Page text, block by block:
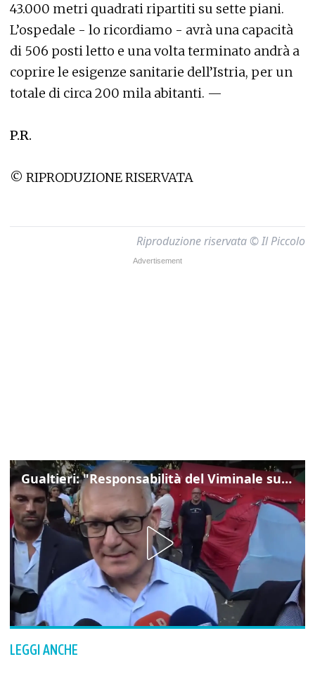
43.000 metri quadrati ripartiti su sette piani.
L’ospedale - lo ricordiamo - avrà una capacità
di 506 posti letto e una volta terminato andrà a
coprire le esigenze sanitarie dell’Istria, per un
totale di circa 200 mila abitanti. —
P.R.
© RIPRODUZIONE RISERVATA
Riproduzione riservata © Il Piccolo
Gualtieri: "Responsabilità del Viminale su Spin Time? La posizione dei partiti è nota"
LEGGI ANCHE